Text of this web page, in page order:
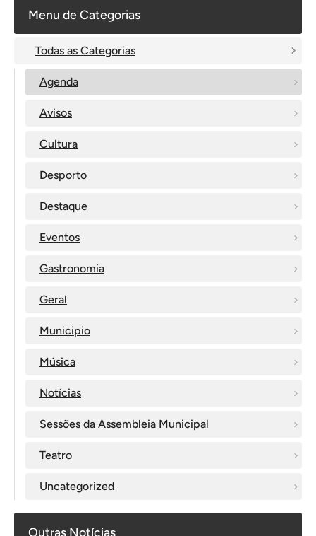
Menu de Categorias
Todas as Categorias
Agenda
Avisos
Cultura
Desporto
Destaque
Eventos
Gastronomia
Geral
Municipio
Música
Notícias
Sessões da Assembleia Municipal
Teatro
Uncategorized
Outras Notícias